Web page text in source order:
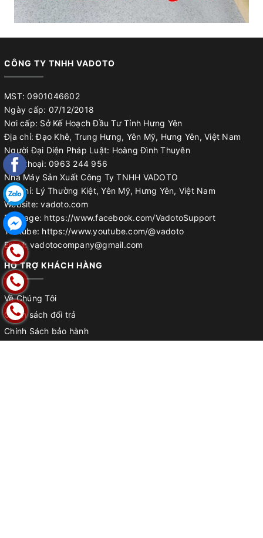
CÔNG TY TNHH VADOTO
MST: 0901046602
Ngày cấp: 07/12/2018
Nơi cấp: Sở Kế Hoạch Đầu Tư Tỉnh Hưng Yên
Địa chỉ: Đạo Khê, Trung Hưng, Yên Mỹ, Hưng Yên, Việt Nam
Người Đại Diện Pháp Luật: Hoàng Đình Thuyên
Điện thoại: 0963 244 956
Nhà Máy Sản Xuất Công Ty TNHH VADOTO
Địa chỉ: Lý Thường Kiệt, Yên Mỹ, Hưng Yên, Việt Nam
Website: vadoto.com
Fanpage: https://www.facebook.com/VadotoSupport
Youtube: https://www.youtube.com/@vadoto
Email: vadotocompany@gmail.com
HỖ TRỢ KHÁCH HÀNG
Về Chúng Tôi
Chính sách đổi trả
Chính Sách bảo hành